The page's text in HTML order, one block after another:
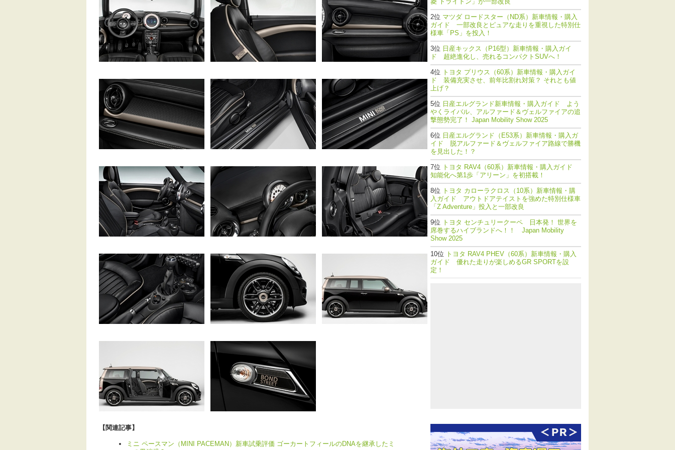
【関連記事】
ミニ ペースマン（MINI PACEMAN）新車試乗評価 ゴーカートフィールのDNAを継承したミ
マツダ ロードスター（ND系）新車情報・購入
ガイド 一部改良とピュアな走りを重視した特別仕
様車「PS」を投入！
日産キックス（P16型）新車情報・購入ガイ
ド 超絶進化し、売れるコンパクトSUVへ！
トヨタ プリウス（60系）新車情報・購入ガイ
ド 装備充実させ、前年比割れ対策？ それとも値
上げ？
日産エルグランド新車情報・購入ガイド よう
やくライバル、アルファード＆ヴェルファイアの追
撃態勢完了！ Japan Mobility Show 2025
日産エルグランド（E53系）新車情報・購入ガ
イド 脱アルファード＆ヴェルファイア路線で勝機
を見出した！？
トヨタ RAV4（60系）新車情報・購入ガイド
知能化へ第1歩「アリーン」を初搭載！
トヨタ カローラクロス（10系）新車情報・購
入ガイド アウトドアテイストを強めた特別仕様車
「Z Adventure」投入と一部改良
トヨタ センチュリークーペ 日本発！ 世界を
席巻するハイブランドへ！！ Japan Mobility
Show 2025
トヨタ RAV4 PHEV（60系）新車情報・購入
ガイド 優れた走りが楽しめるGR SPORTを設
定！